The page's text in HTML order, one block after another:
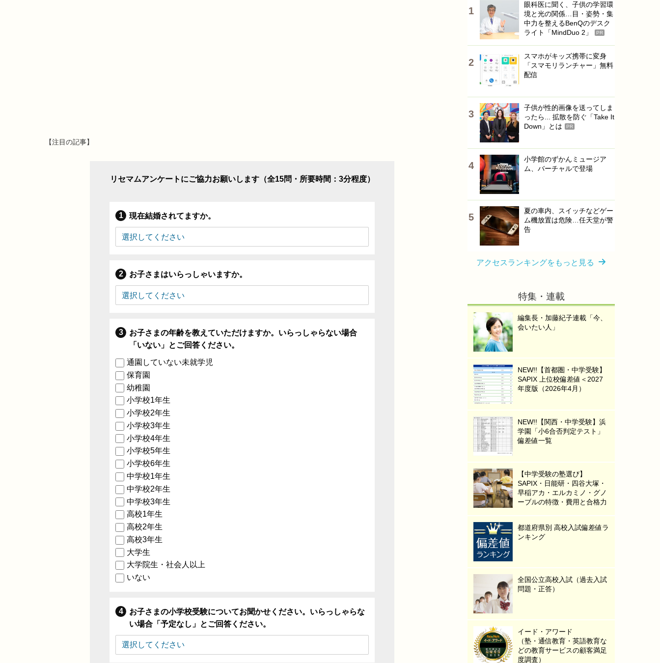
【注目の記事】
リセマムアンケートにご協力お願いします（全15問・所要時間：3分程度）
現在結婚されてますか。
お子さまはいらっしゃいますか。
お子さまの年齢を教えていただけますか。いらっしゃらない場合
「いない」とご回答ください。
通園していない未就学児
保育園
幼稚園
小学校1年生
小学校2年生
小学校3年生
小学校4年生
小学校5年生
小学校6年生
中学校1年生
中学校2年生
中学校3年生
高校1年生
高校2年生
高校3年生
大学生
大学院生・社会人以上
いない
お子さまの小学校受験についてお聞かせください。いらっしゃらな
い場合「予定なし」とご回答ください。
眼科医に聞く、子供の学習環
境と光の関係…目・姿勢・集
中力を整えるBenQのデスク
ライト「MindDuo 2」
PR
スマホがキッズ携帯に変身
「スマモリランチャー」無料
配信
子供が性的画像を送ってしま
ったら... 拡散を防ぐ「Take It
Down」とは
PR
小学館のずかんミュージア
ム、バーチャルで登場
夏の車内、スイッチなどゲー
ム機放置は危険…任天堂が警
告
アクセスランキングをもっと見る
特集・連載
編集長・加藤紀子連載「今、
会いたい人」
NEW!!【首都圏・中学受験】
SAPIX 上位校偏差値＜2027
年度版（2026年4月）
NEW!!【関西・中学受験】浜
学園「小6合否判定テスト」
偏差値一覧
【中学受験の塾選び】
SAPIX・日能研・四谷大塚・
早稲アカ・エルカミノ・グノ
ーブルの特徴・費用と合格力
都道府県別 高校入試偏差値ラ
ンキング
全国公立高校入試（過去入試
問題・正答）
イード・アワード
（塾・通信教育・英語教育な
どの教育サービスの顧客満足
度調査）